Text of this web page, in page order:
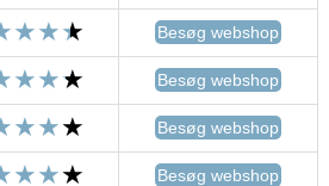
Besøg webshop
Besøg webshop
Besøg webshop
Besøg webshop